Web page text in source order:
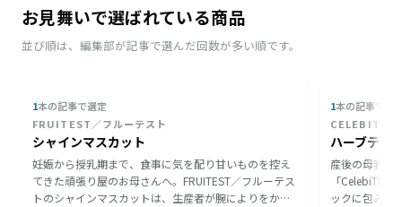
お見舞いで選ばれている商品
並び順は、編集部が記事で選んだ回数が多い順です。
1本の記事で選定
FRUITEST／フルーテスト
シャインマスカット
妊娠から授乳期まで、食事に気を配り甘いものを控え
てきた頑張り屋のお母さんへ。FRUITEST／フルーテス
トのシャインマスカットは、生産者が腕によりをかけ
1本の記事で選
CELEBITEA
ハーブティ
産後の母乳育
「CelebiTEA
ックに包み込